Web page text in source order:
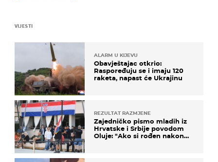
VIJESTI
ALARM U KIJEVU
Obavještajac otkrio:
Raspoređuju se i imaju 120
raketa, napast će Ukrajinu
REZULTAT RAZMJENE
Zajedničko pismo mladih iz
Hrvatske i Srbije povodom
Oluje: "Ako si rođen nakon